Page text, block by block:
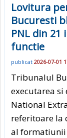
Lovitura
Bucuresti
PNL din 21
functie
publicat 2026-07-01
Tribunalul
executarea
National
referitoare la
al formatiunii